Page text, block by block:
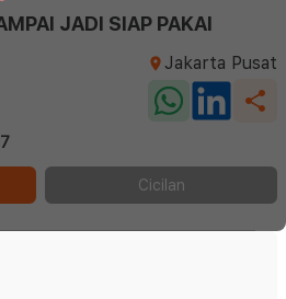
SAMPAI JADI SIAP PAKAI
Jakarta Pusat
Cicilan